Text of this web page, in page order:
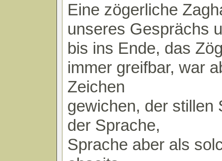
Eine zögerliche
unseres Gesprächs
bis ins Ende, das
immer greifbar, war
Zeichen
gewichen, der stillen
der Sprache,
Sprache aber als